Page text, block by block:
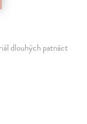
dlouhých patnáct